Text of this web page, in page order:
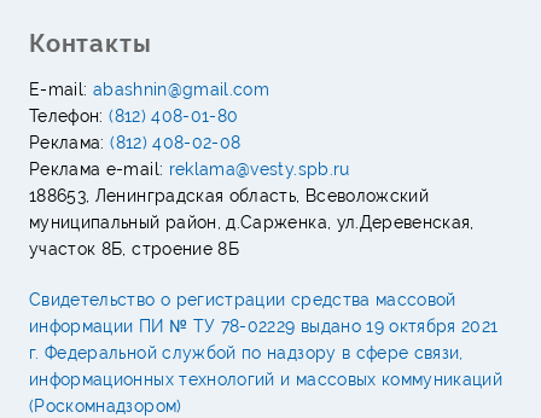
Контакты
E-mail: abashnin@gmail.com
Телефон:(812) 408-01-80
Реклама:(812) 408-02-08
Реклама e-mail: reklama@vesty.spb.ru
188653, Ленинградская область, Всеволожский
муниципальный район, д.Сарженка, ул.Деревенская,
участок 8Б, строение 8Б
Свидетельство о регистрации средства массовой
информации ПИ № ТУ 78-02229 выдано 19 октября 2021
г. Федеральной службой по надзору в сфере связи,
информационных технологий и массовых коммуникаций
(Роскомнадзором)